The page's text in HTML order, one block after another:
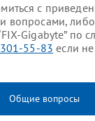
с
вопросами,
Gigabyte” по
55-83 если
Общие вопросы